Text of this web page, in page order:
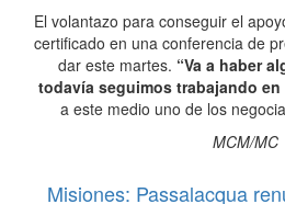
El volantazo para conseguir el
certificado en una conferencia de
dar este martes. “Va a haber
todavía seguimos trabajando en
a este medio uno de los
MCM/MC
Misiones: Passalacqua